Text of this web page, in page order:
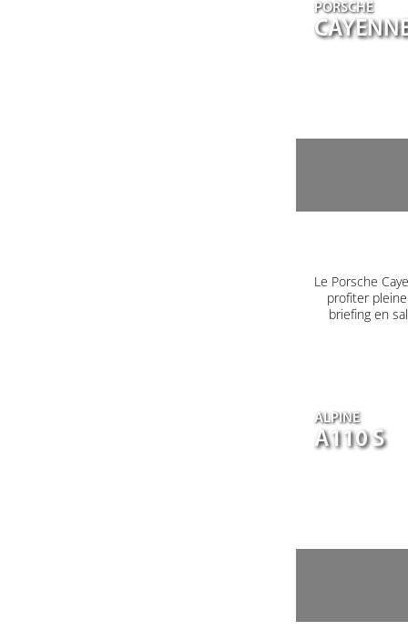
PORSCHE
Le Porsche
profiter
briefing en
ALPINE
A110 S